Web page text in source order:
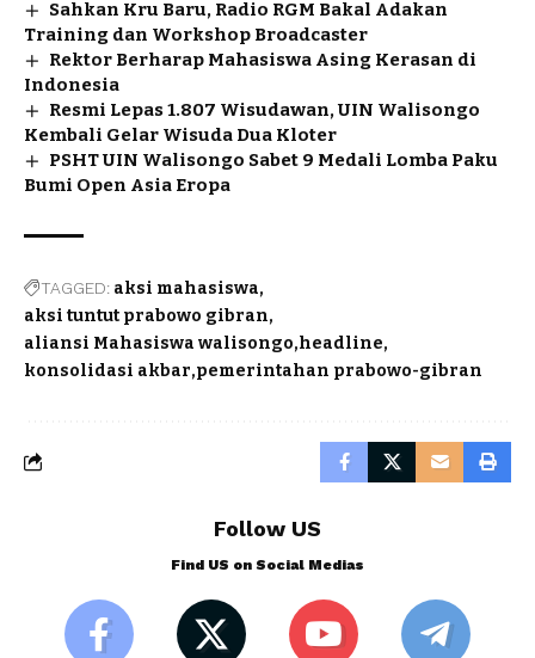
Sahkan Kru Baru, Radio RGM Bakal Adakan
Training dan Workshop Broadcaster
Rektor Berharap Mahasiswa Asing Kerasan di
Indonesia
Resmi Lepas 1.807 Wisudawan, UIN Walisongo
Kembali Gelar Wisuda Dua Kloter
PSHT UIN Walisongo Sabet 9 Medali Lomba Paku
Bumi Open Asia Eropa
TAGGED: aksi mahasiswa
aksi tuntut prabowo gibran
aliansi Mahasiswa walisongo headline
konsolidasi akbar pemerintahan prabowo-gibran
Follow US
Find US on Social Medias